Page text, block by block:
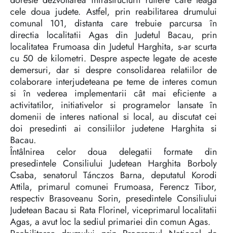
cele doua judete. Astfel, prin reabilitarea drumului
comunal 101, distanta care trebuie parcursa în
directia localitatii Agas din Judetul Bacau, prin
localitatea Frumoasa din Judetul Harghita, s-ar scurta
cu 50 de kilometri. Despre aspecte legate de aceste
demersuri, dar si despre consolidarea relatiilor de
colaborare interjudeteana pe teme de interes comun
si în vederea implementarii cât mai eficiente a
activitatilor, initiativelor si programelor lansate în
domenii de interes national si local, au discutat cei
doi presedinti ai consiliilor judetene Harghita si
Bacau.
Întâlnirea celor doua delegatii formate din
presedintele Consiliului Judetean Harghita Borboly
Csaba, senatorul Tánczos Barna, deputatul Korodi
Attila, primarul comunei Frumoasa, Ferencz Tibor,
respectiv Brasoveanu Sorin, presedintele Consiliului
Judetean Bacau si Rata Florinel, viceprimarul localitatii
Agas, a avut loc la sediul primariei din comun Agas.